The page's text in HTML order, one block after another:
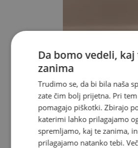
Da bomo vedeli, kaj
zanima
Trudimo se, da bi bila naša
zate čim bolj prijetna. Pri
pomagajo piškotki. Zbirajo
katerimi lahko prilagajamo
spremljamo, kaj te zanima,
prilagajamo natanko tebi.